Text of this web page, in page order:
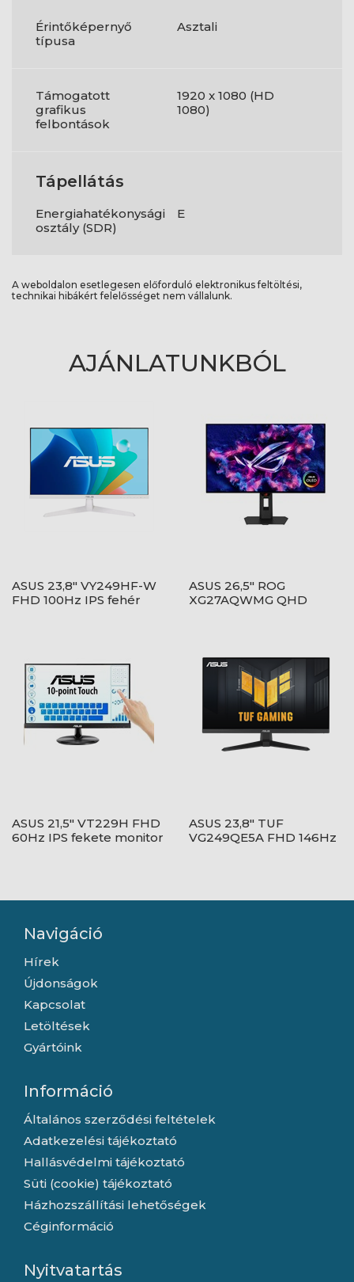
Érintőképernyő
típusa
Asztali
Támogatott
grafikus
felbontások
1920 x 1080 (HD
1080)
Tápellátás
Energiahatékonysági
osztály (SDR)
E
A weboldalon esetlegesen előforduló elektronikus feltöltési,
technikai hibákért felelősséget nem vállalunk.
AJÁNLATUNKBÓL
ASUS 23,8" VY249HF-W
FHD 100Hz IPS fehér
ASUS 26,5" ROG
XG27AQWMG QHD
ASUS 21,5" VT229H FHD
60Hz IPS fekete monitor
ASUS 23,8" TUF
VG249QE5A FHD 146Hz
Navigáció
Hírek
Újdonságok
Kapcsolat
Letöltések
Gyártóink
Információ
Általános szerződési feltételek
Adatkezelési tájékoztató
Hallásvédelmi tájékoztató
Süti (cookie) tájékoztató
Házhozszállítási lehetőségek
Céginformáció
Nyitvatartás